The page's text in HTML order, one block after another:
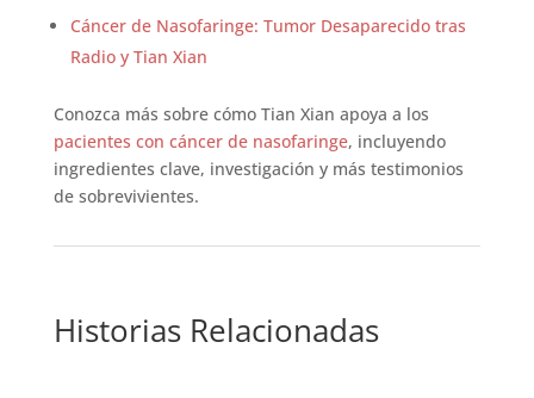
Cáncer de Nasofaringe: Tumor Desaparecido tras
Radio y Tian Xian
Conozca más sobre cómo Tian Xian apoya a los
pacientes con cáncer de nasofaringe, incluyendo
ingredientes clave, investigación y más testimonios
de sobrevivientes.
Historias Relacionadas